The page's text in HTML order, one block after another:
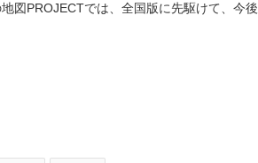
図PROJECTでは、全国版に先駆けて、今後